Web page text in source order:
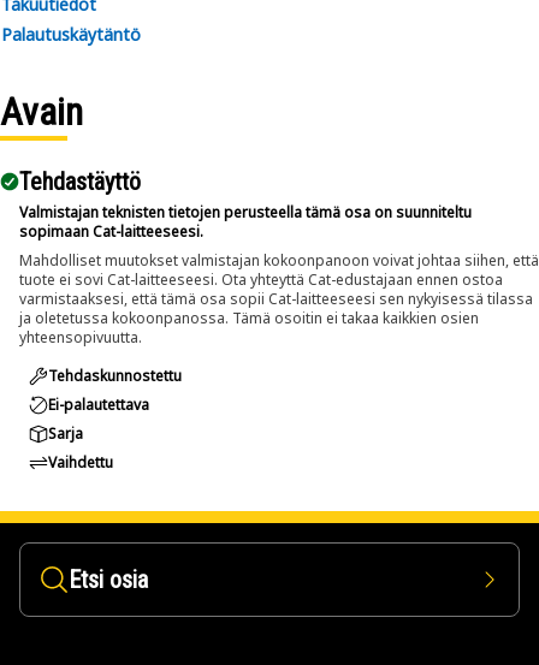
Palautuskäytäntö
Avain
Tehdastäyttö
Valmistajan teknisten tietojen perusteella tämä osa on suunniteltu
sopimaan Cat-laitteeseesi.
Mahdolliset muutokset valmistajan kokoonpanoon voivat johtaa siihen, että
tuote ei sovi Cat-laitteeseesi. Ota yhteyttä Cat-edustajaan ennen ostoa
varmistaaksesi, että tämä osa sopii Cat-laitteeseesi sen nykyisessä tilassa
ja oletetussa kokoonpanossa. Tämä osoitin ei takaa kaikkien osien
yhteensopivuutta.
Tehdaskunnostettu
Ei-palautettava
Sarja
Vaihdettu
Etsi osia